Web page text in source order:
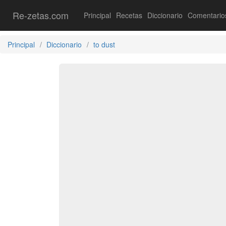
Re-zetas.com Principal Recetas Diccionario
Principal Diccionario to dust